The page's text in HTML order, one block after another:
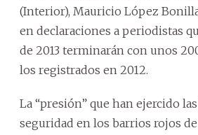
(Interior), Mauricio López
en declaraciones a periodistas
de 2013 terminarán con unos
los registrados en 2012.
La “presión” que han ejercido
seguridad en los barrios rojos